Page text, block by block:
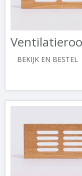
BEKIJK EN BESTEL